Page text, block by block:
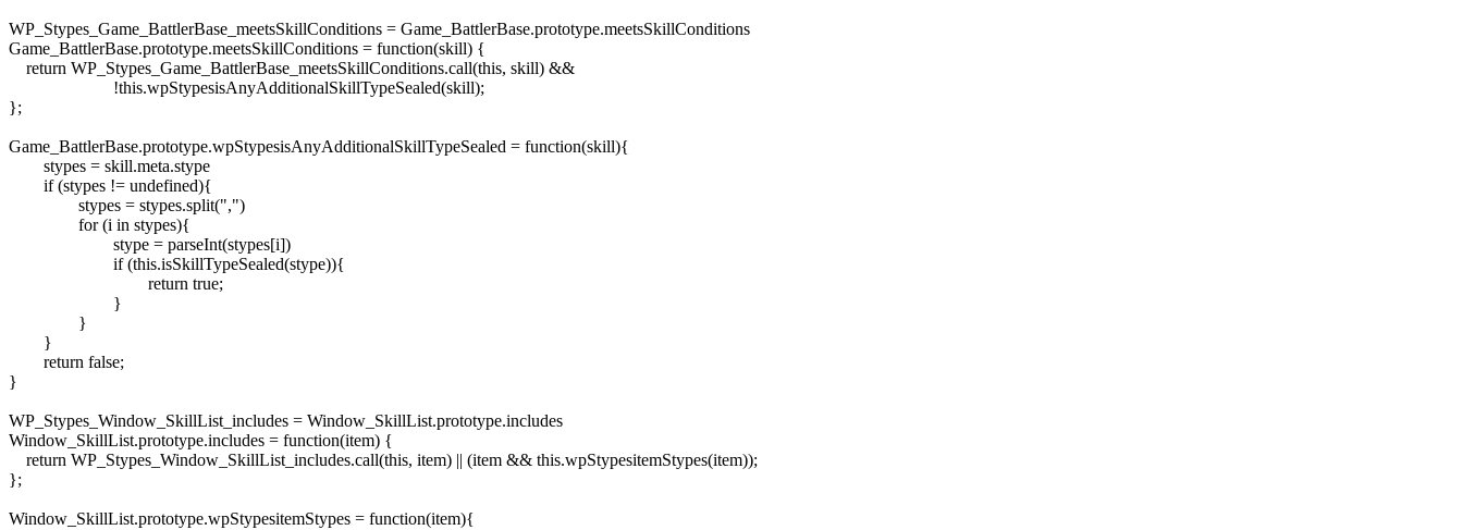
WP_Stypes_Game_BattlerBase_meetsSkillConditions = Game_BattlerBase.prototype.meetsSkillConditions
Game_BattlerBase.prototype.meetsSkillConditions = function(skill) {
    return WP_Stypes_Game_BattlerBase_meetsSkillConditions.call(this, skill) &&
};
Game_BattlerBase.prototype.wpStypesisAnyAdditionalSkillTypeSealed = function(skill){
}
WP_Stypes_Window_SkillList_includes = Window_SkillList.prototype.includes
Window_SkillList.prototype.includes = function(item) {
    return WP_Stypes_Window_SkillList_includes.call(this, item) || (item && this.wpStypesitemStypes(item));
};
Window_SkillList.prototype.wpStypesitemStypes = function(item){